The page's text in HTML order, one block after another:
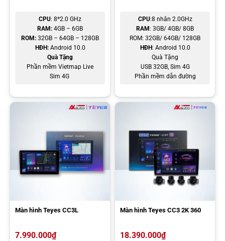
CPU: 8*2.0 GHz
RAM: 4GB – 6GB
ROM: 32GB – 64GB – 128GB
HĐH:Android 10.0
Quà Tặng
Phần mềm Vietmap Live
Sim 4G
CPU:8 nhân 2.0GHz
RAM : 3GB/ 4GB/ 8GB
ROM: 32GB/ 64GB/ 128GB
HĐH: Android 10.0
Quà Tặng
USB 32GB, Sim 4G
Phần mềm dẫn đường
Màn hình Teyes CC3L
7.990.000₫
Màn hình Teyes CC3 2K 360
18.390.000₫
Đội ngũ chuyên viên chúng em sẽ liên hệ cho anh/chị ngay ạ!
Top các dòng màn hình Android ô tô Suzuki Ertiga tốt
nhất hiện nay
Với Suzuki Ertiga, chủ xe có rất nhiều lựa chọn như màn hình Teyes,
em chủ xe đánh giá cao và tin dùng nhờ có khả năng tương thích